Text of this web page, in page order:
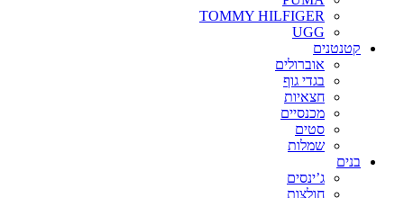
TOMMY HILFIGER
UGG
קטנטנים
אוברולים
בגדי גוף
חצאיות
מכנסיים
סטים
שמלות
בנים
ג’ינסים
חולצות